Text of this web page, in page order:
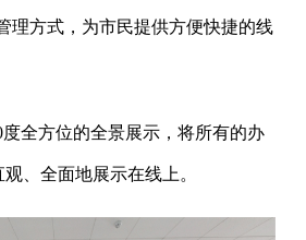
理方式，为市民提供方便快捷的线
全方位的全景展示，将所有的办
、全面地展示在线上。